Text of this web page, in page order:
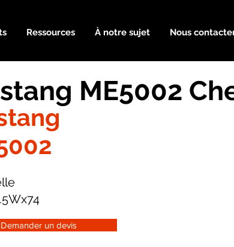
Ressources À notre sujet Nous
ME5002
Demander un devis